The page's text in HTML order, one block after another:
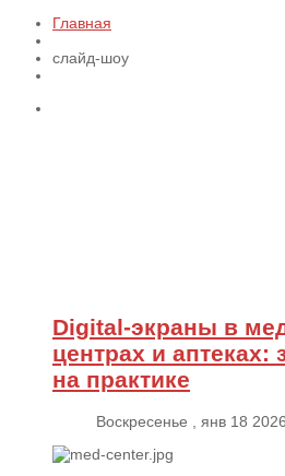
Главная
слайд-шоу
Digital-экраны в
центрах и
на практике
Воскресенье , янв 18 2026